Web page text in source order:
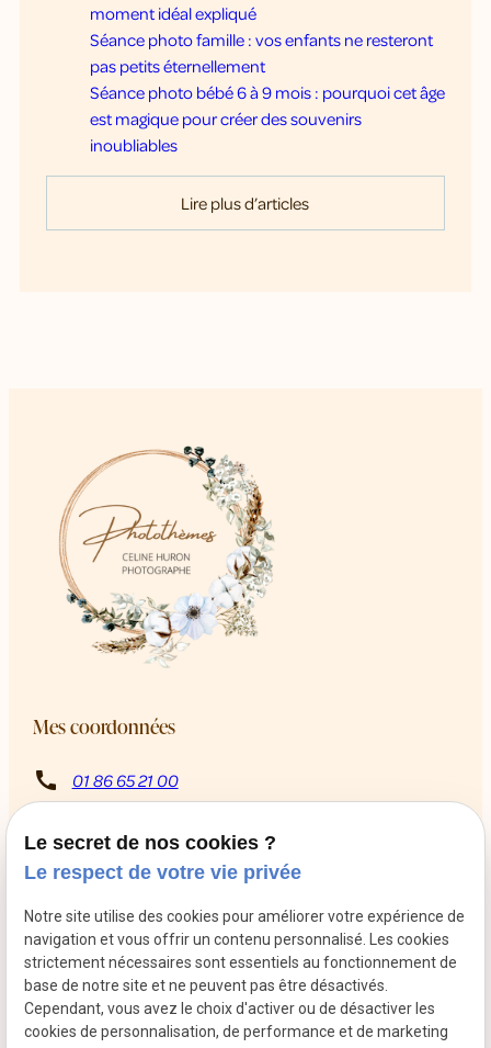
moment idéal expliqué
Séance photo famille : vos enfants ne resteront
pas petits éternellement
Séance photo bébé 6 à 9 mois : pourquoi cet âge
est magique pour créer des souvenirs
inoubliables
Lire plus d’articles
Mes coordonnées
call 01 86 65 21 00
8 Rue Rabutin Chantal
13009 Marseille
Du mardi au samedi de 10h à 12h puis de 14h à 18h
Retrouvez-moi sur les réseaux sociaux
Le secret de nos cookies ?
Le respect de votre vie privée
Notre site utilise des cookies pour améliorer votre expérience de
navigation et vous offrir un contenu personnalisé. Les cookies
strictement nécessaires sont essentiels au fonctionnement de
base de notre site et ne peuvent pas être désactivés.
Cependant, vous avez le choix d'activer ou de désactiver les
cookies de personnalisation, de performance et de marketing